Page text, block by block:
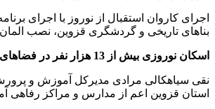
اجرای کاروان استقبال از نوروز با اجرای
بناهای تاریخی و گردشگری قزوین، نصب
اسکان نوروزی بیش از 13 هزار نفر در فضاهای آموزشی استان
استان قزوین اعم از مدارس و مراکز رفاهی